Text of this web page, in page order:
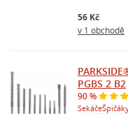
56 Kč
v 1 obchodě
PGBS 2 B2
90 %
Sekáče